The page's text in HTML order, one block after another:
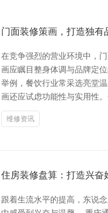
门面装修策画，打造独有
在竞争强烈的营业环境中，
画应瞩目整身体调与品牌定
举例，餐饮行业常采选亮堂
画还应试虑功能性与实用性
维修资讯
住房装修盘算：打造兴奋
跟着生流水平的提高，东说